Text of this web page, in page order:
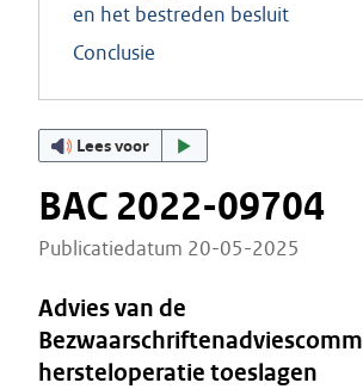
en het bestreden besluit
Conclusie
Lees voor
BAC 2022-09704
Publicatiedatum 20-05-2025
Advies van de
hersteloperatie toeslagen